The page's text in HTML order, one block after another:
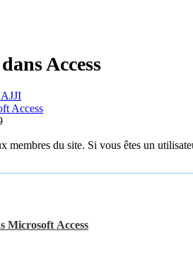
Access
Access
membres du site. Si vous êtes un
Microsoft Access